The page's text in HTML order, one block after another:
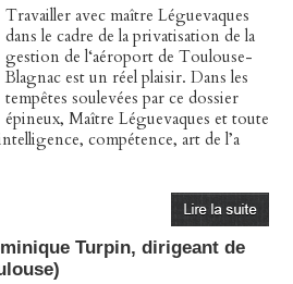
Travailler avec maître Léguevaques
dans le cadre de la privatisation de la
gestion de l‘aéroport de Toulouse-
Blagnac est un réel plaisir. Dans les
tempêtes soulevées par ce dossier
épineux, Maître Léguevaques et toute
compétence, art de l’a
Turpin, dirigeant de